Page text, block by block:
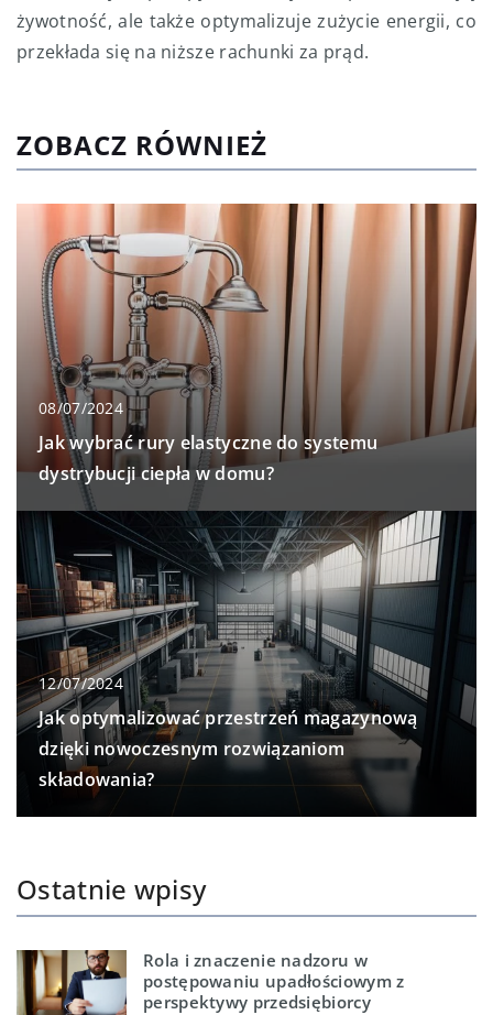
żywotność, ale także optymalizuje zużycie energii, co
przekłada się na niższe rachunki za prąd.
ZOBACZ RÓWNIEŻ
08/07/2024
Jak wybrać rury elastyczne do systemu
dystrybucji ciepła w domu?
12/07/2024
Jak optymalizować przestrzeń magazynową
dzięki nowoczesnym rozwiązaniom
składowania?
Ostatnie wpisy
Rola i znaczenie nadzoru w
postępowaniu upadłościowym z
perspektywy przedsiębiorcy